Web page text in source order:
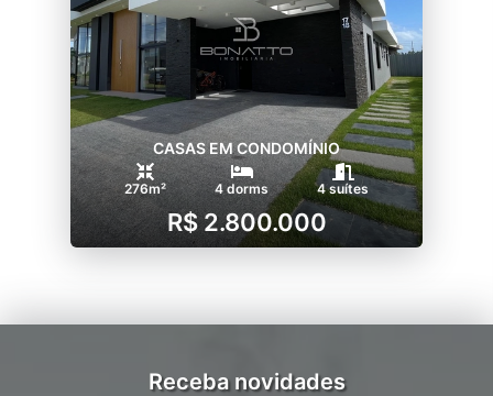
CASAS EM CONDOMÍNIO
276m² 4 dorms 4 suítes
R$ 2.800.000
Receba novidades